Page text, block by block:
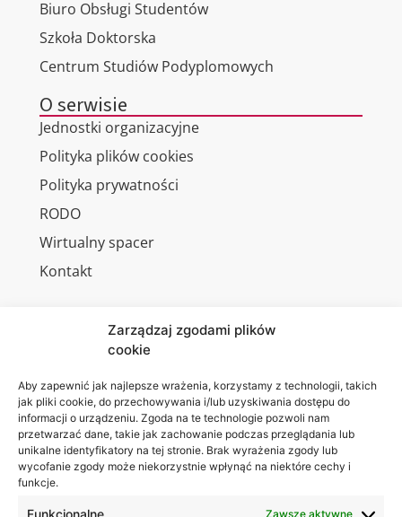
Zarządzaj zgodami plików
cookie
Aby zapewnić jak najlepsze wrażenia, korzystamy z technologii, takich
jak pliki cookie, do przechowywania i/lub uzyskiwania dostępu do
informacji o urządzeniu. Zgoda na te technologie pozwoli nam
przetwarzać dane, takie jak zachowanie podczas przeglądania lub
unikalne identyfikatory na tej stronie. Brak wyrażenia zgody lub
wycofanie zgody może niekorzystnie wpłynąć na niektóre cechy i
funkcje.
Funkcjonalne Zawsze aktywne
Biuro Obsługi Studentów
Szkoła Doktorska
Centrum Studiów Podyplomowych
O serwisie
Jednostki organizacyjne
Polityka plików cookies
Polityka prywatności
RODO
Wirtualny spacer
Kontakt
Akademia
WSEI
ul.
Projektowa
4